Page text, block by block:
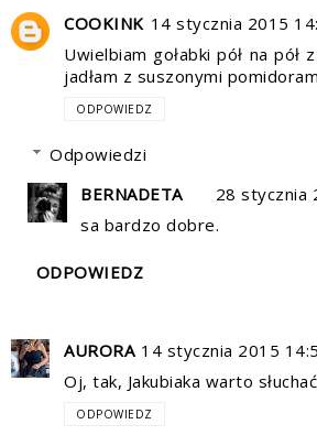
COOKINK 14 stycznia 2015
Uwielbiam gołabki pół na pół
jadłam z suszonymi
ODPOWIEDZ
Odpowiedzi
BERNADETA
28 stycznia
sa bardzo dobre.
ODPOWIEDZ
AURORA 14 stycznia 2015
Oj, tak, Jakubiaka warto
ODPOWIEDZ